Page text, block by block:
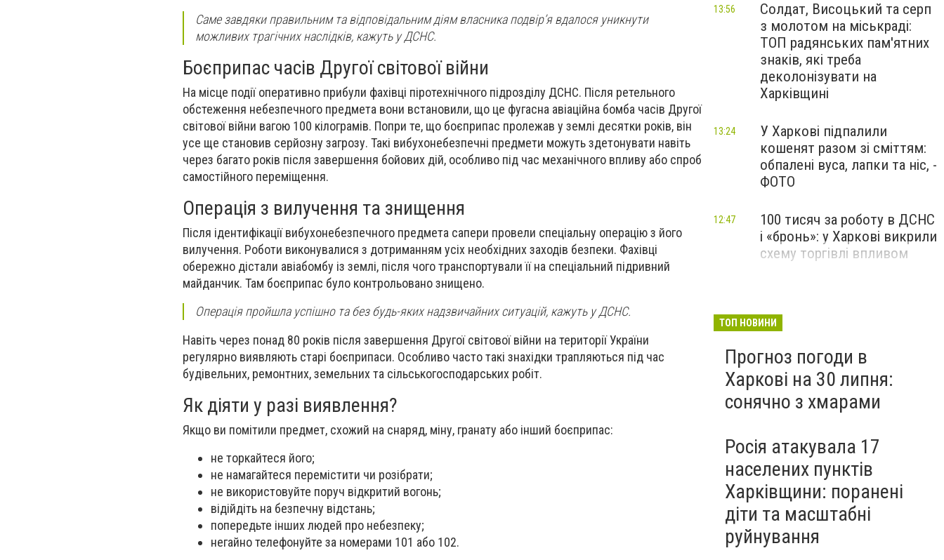
Саме завдяки правильним та відповідальним діям власника подвір’я вдалося уникнути
можливих трагічних наслідків, кажуть у ДСНС.
Боєприпас часів Другої світової війни
На місце події оперативно прибули фахівці піротехнічного підрозділу ДСНС. Після ретельного
обстеження небезпечного предмета вони встановили, що це фугасна авіаційна бомба часів Другої
світової війни вагою 100 кілограмів. Попри те, що боєприпас пролежав у землі десятки років, він
усе ще становив серйозну загрозу. Такі вибухонебезпечні предмети можуть здетонувати навіть
через багато років після завершення бойових дій, особливо під час механічного впливу або спроб
самостійного переміщення.
Операція з вилучення та знищення
Після ідентифікації вибухонебезпечного предмета сапери провели спеціальну операцію з його
вилучення. Роботи виконувалися з дотриманням усіх необхідних заходів безпеки. Фахівці
обережно дістали авіабомбу із землі, після чого транспортували її на спеціальний підривний
майданчик. Там боєприпас було контрольовано знищено.
Операція пройшла успішно та без будь-яких надзвичайних ситуацій, кажуть у ДСНС.
Навіть через понад 80 років після завершення Другої світової війни на території України
регулярно виявляють старі боєприпаси. Особливо часто такі знахідки трапляються під час
будівельних, ремонтних, земельних та сільськогосподарських робіт.
Як діяти у разі виявлення?
Якщо ви помітили предмет, схожий на снаряд, міну, гранату або інший боєприпас:
не торкайтеся його;
не намагайтеся перемістити чи розібрати;
не використовуйте поруч відкритий вогонь;
відійдіть на безпечну відстань;
попередьте інших людей про небезпеку;
негайно телефонуйте за номерами 101 або 102.
Солдат, Висоцький та серп
з молотом на міськраді:
ТОП радянських пам'ятних
знаків, які треба
деколонізувати на
Харківщині
13:56
У Харкові підпалили
кошенят разом зі сміттям:
обпалені вуса, лапки та ніс, -
ФОТО
13:24
100 тисяч за роботу в ДСНС
і «бронь»: у Харкові викрили
схему торгівлі впливом
12:47
себе за Міненерго
ТОП НОВИНИ
Прогноз погоди в
Харкові на 30 липня:
сонячно з хмарами
Росія атакувала 17
населених пунктів
Харківщини: поранені
діти та масштабні
руйнування